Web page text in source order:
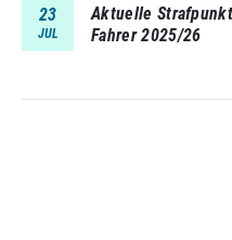
23
JUL
Aktuelle
Fahrer 2025/26